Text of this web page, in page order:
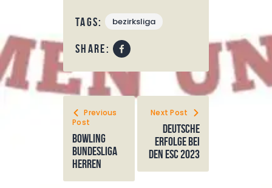
Tags: bezirksliga
share:
Previous
Post
Bowling
Bundesliga
Herren
Next Post
Deutsche
erfolge bei
den ESC 2023